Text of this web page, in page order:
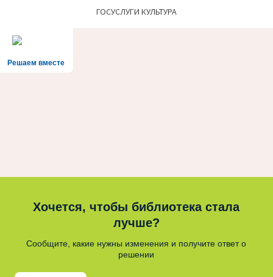
ГОСУСЛУГИ КУЛЬТУРА
Решаем вместе
Хочется, чтобы библиотека стала
лучше?
Сообщите, какие нужны изменения и получите ответ о
решении